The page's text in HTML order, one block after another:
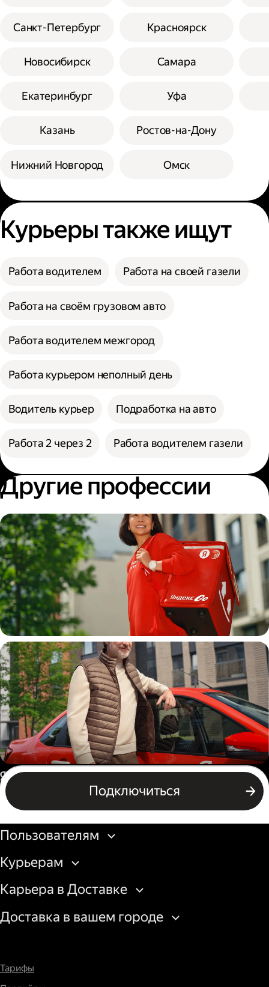
Санкт-Петербург
Новосибирск
Екатеринбург
Казань
Нижний Новгород
Красноярск
Самара
Уфа
Ростов-на-Дону
Омск
Курьеры также ищут
Работа водителем Работа на своей газели
Работа на своём грузовом авто
Работа водителем межгород
Работа курьером неполный день
Водитель курьер Подработка на авто
Работа 2 через 2 Работа водителем газели
Другие профессии
Пеший курьер
Автокурьер
Подключиться
Подключиться
Россия
Бизнесу
Пользователям
Курьерам
Карьера в Доставке
Доставка в вашем городе
Тарифы